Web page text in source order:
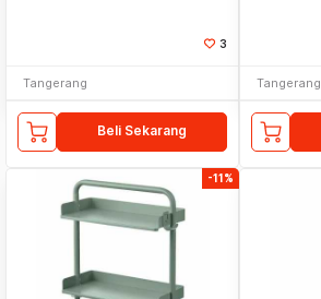
3
Tangerang
Beli Sekarang
Tangerang
-11%